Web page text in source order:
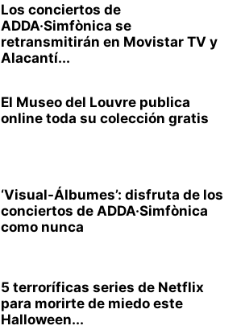
Los conciertos de
ADDA·Simfònica se
retransmitirán en Movistar TV y
Alacantí...
El Museo del Louvre publica
online toda su colección gratis
‘Visual-Álbumes’: disfruta de los
conciertos de ADDA·Simfònica
como nunca
5 terroríficas series de Netflix
para morirte de miedo este
Halloween...